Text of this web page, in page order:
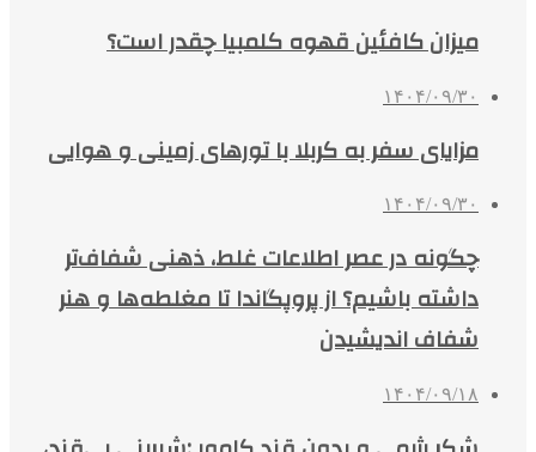
میزان کافئین قهوه کلمبیا چقدر است؟
۱۴۰۴/۰۹/۳۰
مزایای سفر به کربلا با تورهای زمینی و هوایی
۱۴۰۴/۰۹/۳۰
چگونه در عصر اطلاعات غلط، ذهنی شفاف‌تر
داشته باشیم؟ از پروپگاندا تا مغلطه‌ها و هنر
شفاف اندیشیدن
۱۴۰۴/۰۹/۱۸